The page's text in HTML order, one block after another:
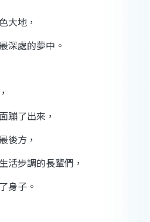
大地，
深處的夢中。
蹦了出來，
後方，
步調的長輩們，
身子。